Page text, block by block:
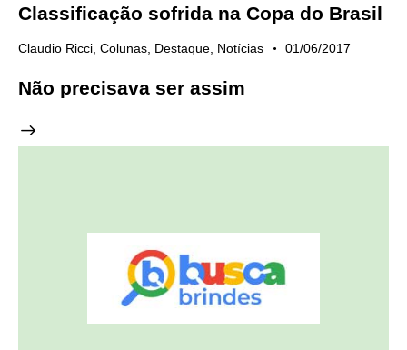
Classificação sofrida na Copa do Brasil
Claudio Ricci, Colunas, Destaque, Notícias 01/06/2017
Não precisava ser assim